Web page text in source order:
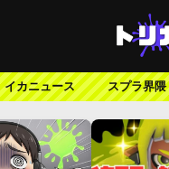
イカニュース スプラ界隈